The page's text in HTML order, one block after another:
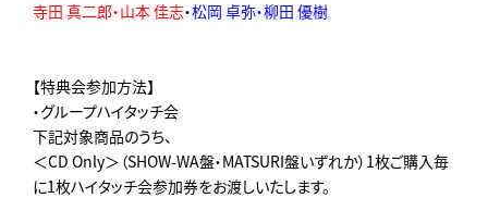
寺田 真二郎・山本 佳志・松岡 卓弥・柳田 優樹
【特典会参加方法】
・グループハイタッチ会
下記対象商品のうち、
＜CD Only＞（SHOW-WA盤・MATSURI盤いずれか）1枚ご購入毎
に1枚ハイタッチ会参加券をお渡しいたします。